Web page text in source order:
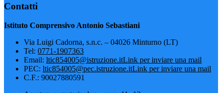
Contatti
Istituto Comprensivo Antonio Sebastiani
Via Luigi Cadorna, s.n.c. – 04026 Minturno (LT)
Tel: 0771-1907363
Email: ltic854005@istruzione.itLink per inviare una mail
PEC: ltic854005@pec.istruzione.itLink per inviare una mail
C.F.: 90027880591